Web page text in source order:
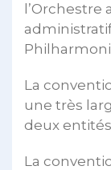
La
une très
deux
La